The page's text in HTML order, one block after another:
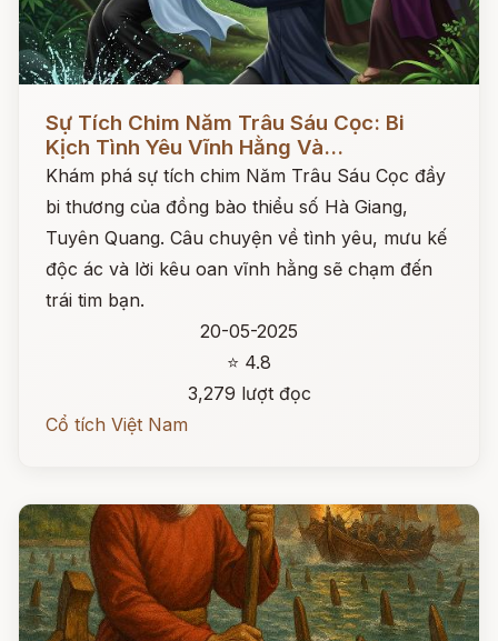
Sự Tích Chim Năm Trâu Sáu Cọc: Bi
Kịch Tình Yêu Vĩnh Hằng Và...
Khám phá sự tích chim Năm Trâu Sáu Cọc đầy
bi thương của đồng bào thiểu số Hà Giang,
Tuyên Quang. Câu chuyện về tình yêu, mưu kế
độc ác và lời kêu oan vĩnh hằng sẽ chạm đến
trái tim bạn.
20-05-2025
⭐ 4.8
3,279 lượt đọc
Cổ tích Việt Nam